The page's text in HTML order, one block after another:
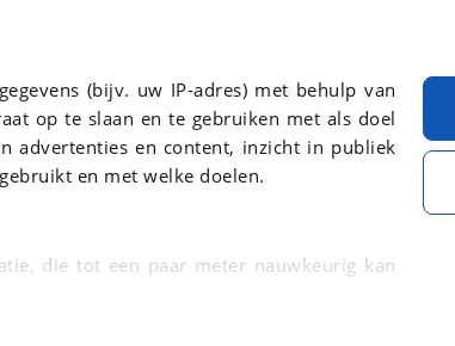
(bijv. uw IP-adres) met behulp van
op te slaan en te gebruiken met als doel
advertenties en content, inzicht in publiek
en met welke doelen.
die tot een paar meter nauwkeurig kan